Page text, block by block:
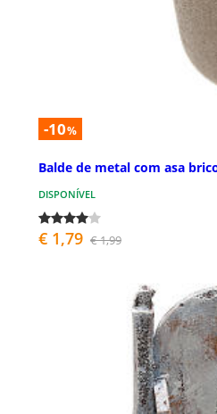
-10%
Balde de metal com asa
DISPONÍVEL
€ 1,79 € 1,99